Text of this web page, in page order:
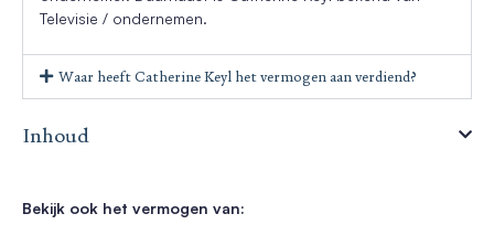
Televisie / ondernemen.
Waar heeft Catherine Keyl het vermogen aan verdiend?
Inhoud
Bekijk ook het vermogen van: